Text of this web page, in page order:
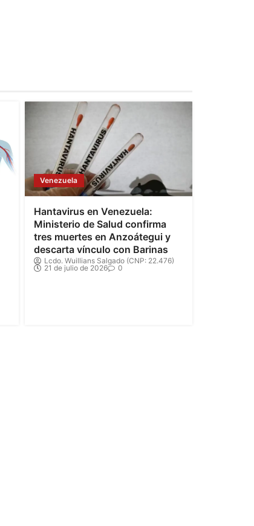
Venezuela
Hantavirus en Venezuela:
Ministerio de Salud confirma
tres muertes en Anzoátegui y
descarta vínculo con Barinas
Lcdo. Wuillians Salgado (CNP: 22.476)
21 de julio de 2026
0